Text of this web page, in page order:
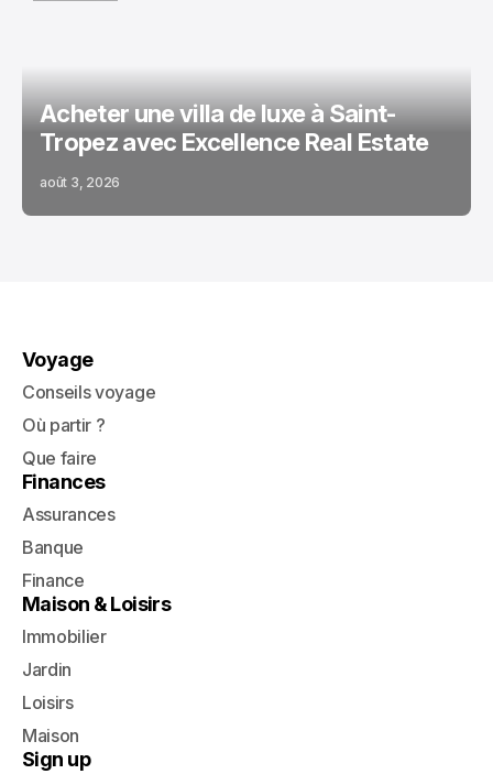
Acheter une villa de luxe à Saint-
Tropez avec Excellence Real Estate
août 3, 2026
Voyage
Conseils voyage
Où partir ?
Que faire
Finances
Assurances
Banque
Finance
Maison & Loisirs
Immobilier
Jardin
Loisirs
Maison
Sign up